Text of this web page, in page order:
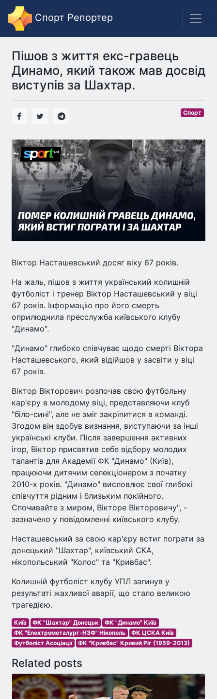
Спорт Репортер
Пішов з життя екс-гравець
Динамо, який також мав досвід
виступів за Шахтар.
Спорт
Віктор Насташевський досяг віку 67 років.
На жаль, пішов з життя український колишній
футболіст і тренер Віктор Насташевський у віці
67 років. Інформацію про його смерть
оприлюднила пресслужба київського клубу
"Динамо".
"Динамо" глибоко співчуває щодо смерті Віктора
Насташевського, який відійшов у засвіти у віці
67 років.
Віктор Вікторович розпочав свою футбольну
кар'єру в молодому віці, представляючи клуб
"біло-сині", але не зміг закріпитися в команді.
Згодом він здобув визнання, виступаючи за інші
українські клуби. Після завершення активних
ігор, Віктор присвятив себе відбору молодих
талантів для Академії ФК "Динамо" (Київ),
працюючи дитячим селекціонером з початку
2010-х років. "Динамо" висловлює свої глибокі
співчуття рідним і близьким покійного.
Спочивайте з миром, Вікторе Вікторовичу", -
зазначено у повідомленні київського клубу.
Насташевський за свою кар'єру встиг пограти за
донецький "Шахтар", київський СКА,
нікопольський "Колос" та "Кривбас".
Колишній футболіст клубу УПЛ загинув у
результаті жахливої аварії, що стало великою
трагедією.
Київ ФК "Шахтар" Донецьк
ФК "Динамо" Київ
ФК "Електрометалург-НЗФ" Нікополь
ФК ЦСКА Київ
Футболіст Асоціації
ФК "Кривбас" Кривий Ріг (1959-2013)
Related posts